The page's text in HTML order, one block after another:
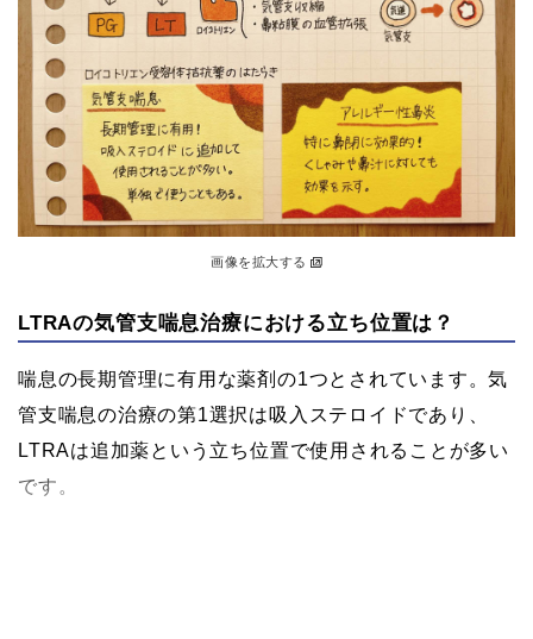
画像を拡大する
LTRAの気管支喘息治療における立ち位置は？
喘息の長期管理に有用な薬剤の1つとされています。気
管支喘息の治療の第1選択は吸入ステロイドであり、
LTRAは追加薬という立ち位置で使用されることが多い
です。